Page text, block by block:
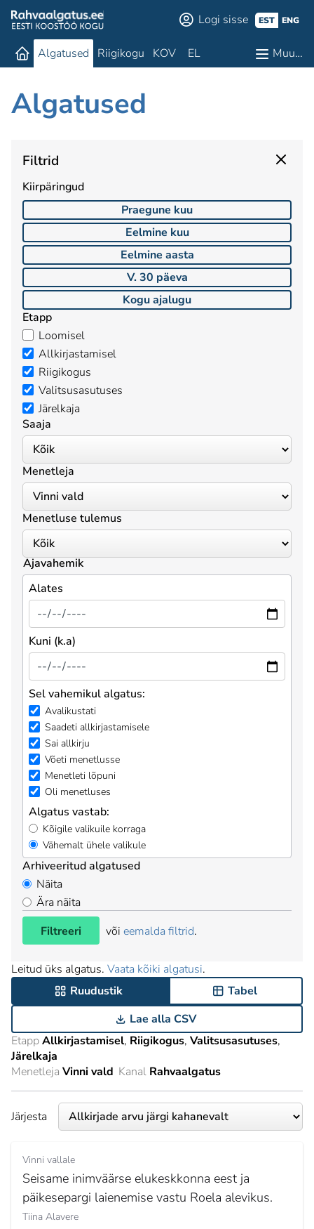
Logi sisse EST ENG
Algatused Riigikogu KOV EL Muu…
Algatused
Filtrid
Kiirpäringud
Praegune kuu
Eelmine kuu
Eelmine aasta
V. 30 päeva
Kogu ajalugu
Etapp
Loomisel
Allkirjastamisel
Riigikogus
Valitsusasutuses
Järelkaja
Saaja
Menetleja
Menetluse tulemus
Ajavahemik
Alates
Kuni (k.a)
Sel vahemikul algatus:
Avalikustati
Saadeti allkirjastamisele
Sai allkirju
Võeti menetlusse
Menetleti lõpuni
Oli menetluses
Algatus vastab:
Kõigile valikuile korraga
Vähemalt ühele valikule
Arhiveeritud algatused
Näita
Ära näita
Filtreeri
või eemalda filtrid.
Leitud üks algatus. Vaata kõiki algatusi.
Ruudustik
Tabel
Lae alla CSV
EtappAllkirjastamisel Riigikogus Valitsusasutuses
Järelkaja
Menetleja Vinni vald Kanal Rahvaalgatus
Järjesta
Vinni vallale
Seisame inimväärse elukeskkonna eest ja
päikesepargi laienemise vastu Roela alevikus.
Tiina Alavere